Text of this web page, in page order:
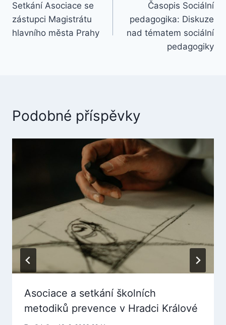
Setkání Asociace se
zástupci Magistrátu
hlavního města Prahy
Časopis Sociální
pedagogika: Diskuze
nad tématem sociální
pedagogiky
Podobné příspěvky
Asociace a setkání školních
metodiků prevence v Hradci Králové